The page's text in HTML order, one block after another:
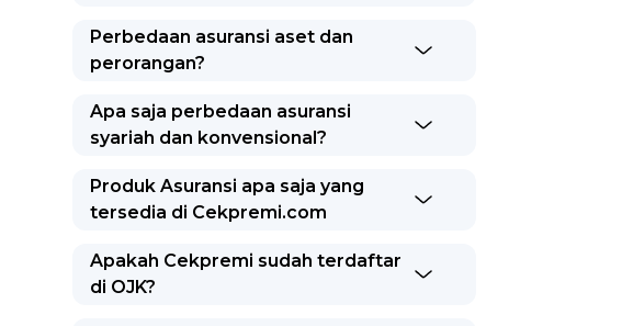
Perbedaan asuransi aset dan
perorangan?
Apa saja perbedaan asuransi
syariah dan konvensional?
Produk Asuransi apa saja yang
tersedia di Cekpremi.com
Apakah Cekpremi sudah terdaftar
di OJK?